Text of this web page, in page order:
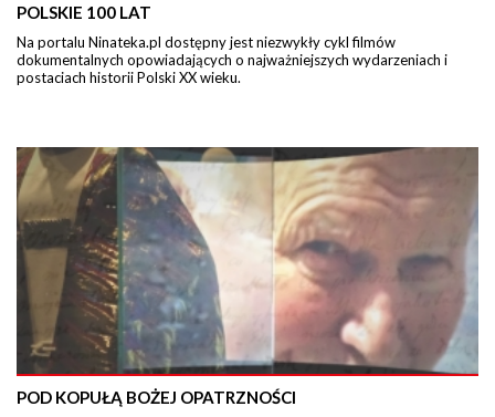
POLSKIE 100 LAT
Na portalu Ninateka.pl dostępny jest niezwykły cykl filmów
dokumentalnych opowiadających o najważniejszych wydarzeniach i
postaciach historii Polski XX wieku.
POD KOPUŁĄ BOŻEJ OPATRZNOŚCI